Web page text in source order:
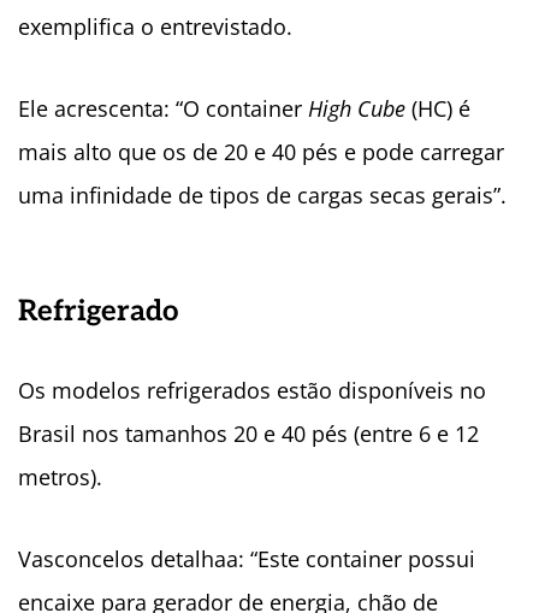
exemplifica o entrevistado.
Ele acrescenta: “O container High Cube (HC) é
mais alto que os de 20 e 40 pés e pode carregar
uma infinidade de tipos de cargas secas gerais”.
Refrigerado
Os modelos refrigerados estão disponíveis no
Brasil nos tamanhos 20 e 40 pés (entre 6 e 12
metros).
Vasconcelos detalhaa: “Este container possui
encaixe para gerador de energia, chão de